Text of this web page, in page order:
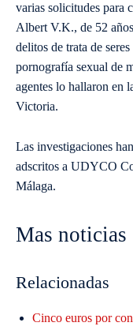
varias solicitudes para
Albert V.K., de 52
delitos de trata de
pornografía sexual de
agentes lo hallaron en
Victoria.
Las investigaciones
adscritos a UDYCO
Málaga.
Mas noticias
Relacionadas
Cinco euros por